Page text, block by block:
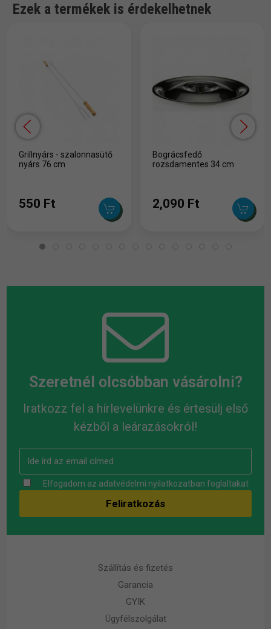
Ezek a termékek is érdekelhetnek
Grillnyárs - szalonnasütő
nyárs 76 cm
550 Ft
Bográcsfedő
rozsdamentes 34 cm
2,090 Ft
Szeretnél olcsóbban vásárolni?
Iratkozz fel a hírlevelünkre és értesülj első
kézből a leárazásokról!
Elfogadom az adatvédelmi nyilatkozatban foglaltakat
Szállítás és fizetés
Garancia
GYIK
Ügyfélszolgálat